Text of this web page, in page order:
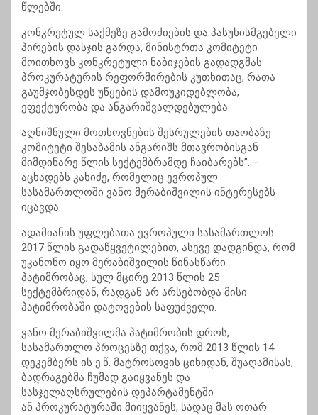
წლებში.
კონკრეტულ საქმეზე გამოძიების და პასუხისმგებელი
პირების დასჯის გარდა, მინისტრთა კომიტეტი
მოითხოვს კონკრეტული ნაბიჯების გადადგმას
პროკურატურის რეფორმირების კუთხითაც, რათა
გაუმჯობესდეს უწყების დამოუკიდებლობა,
ეფექტურობა და ანგარიშვალდებულება.
აღნიშნული მოთხოვნების შესრულების თაობაზე
კომიტეტი შესაბამის ანგარიშს მთავრობისგან
მიმდინარე წლის სექტემბრამდე ჩაიბარებს”. –
აცხადებს კახიძე, რომელიც ევროპულ
სასამართლოში ვანო მერაბიშვილის ინტერესებს
იცავდა.
ადამიანის უფლებათა ევროპული სასამართლოს
2017 წლის გადაწყვეტილებით, ასევე დადგინდა, რომ
უკანონო იყო მერაბიშვილის წინასწარი
პატიმრობაც, სულ მცირე 2013 წლის 25
სექტემბრიდან, რადგან არ არსებობდა მისი
პატიმრობაში დატოვების საფუძველი.
ვანო მერაბიშვილმა პატიმრობის დროს,
სასამართლო პროცესზე თქვა, რომ 2013 წლის 14
დეკემბერს ის ე.წ. მატროსოვის ციხიდან, შუაღამისას,
ბადრაგებმა ჩუმად გაიყვანეს და
სასჯელაღსრულების დეპარტამენტში
ან პროკურატურაში მიიყვანეს, სადაც მას ოთარ